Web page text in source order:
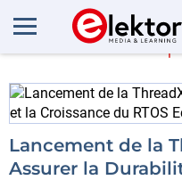
En savoir
Lancement de la
Assurer la